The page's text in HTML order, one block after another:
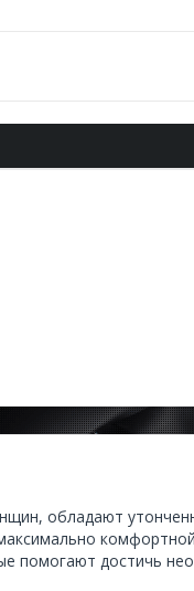
обладают
помогают достичь